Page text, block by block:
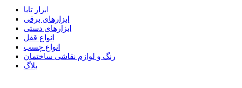
ابزار تابا
ابزارهای برقی
ابزارهای دستی
انواع قفل
انواع چسب
رنگ و لوازم نقاشی ساختمان
بلاگ